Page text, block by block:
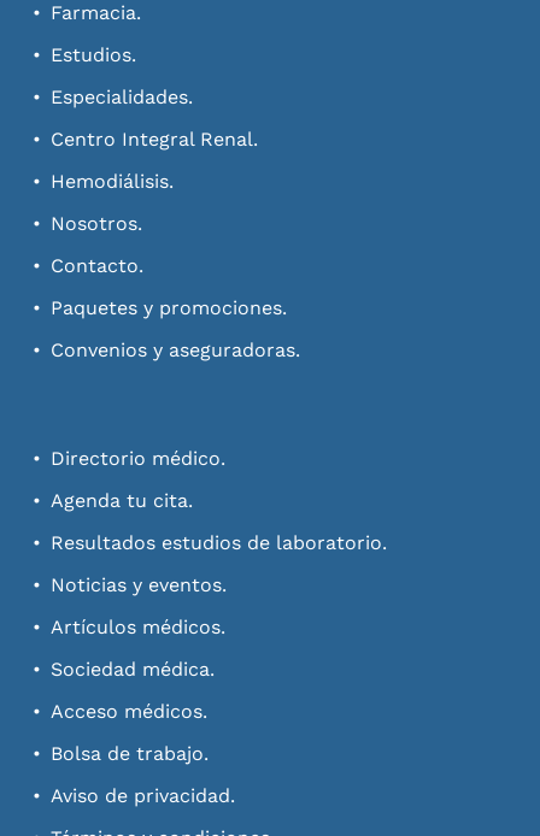
Farmacia.
Estudios.
Especialidades.
Centro Integral Renal.
Hemodiálisis.
Nosotros.
Contacto.
Paquetes y promociones.
Convenios y aseguradoras.
Directorio médico.
Agenda tu cita.
Resultados estudios de laboratorio.
Noticias y eventos.
Artículos médicos.
Sociedad médica.
Acceso médicos.
Bolsa de trabajo.
Aviso de privacidad.